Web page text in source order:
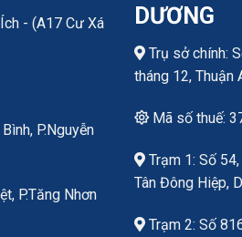
- (A17 Cư Xá
P.Nguyễn
P.Tăng Nhơn
DƯƠNG
Trụ sở chính:
tháng 12, Thuận
Mã số thuế:
Trạm 1: Số
Tân Đông Hiệp,
Trạm 2: Số